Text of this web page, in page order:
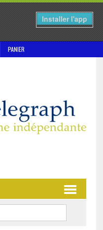
Installer l'app
PANIER